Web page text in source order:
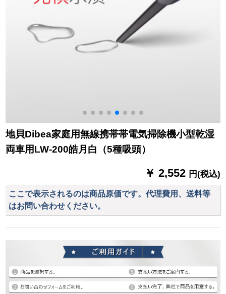
地貝Dibea家庭用無線携帯帯電気掃除機小型乾湿
両車用LW-200皓月白（5種吸頭）
￥ 2,552 円(税込)
ここで表示されるのは商品原価です。代理費用、送料等
はお問い合わせください。